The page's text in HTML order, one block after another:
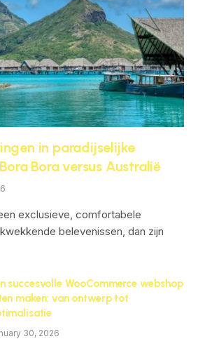
in paradijselijke
Bora versus Australië
exclusieve, comfortabele
belevenissen, dan zijn
succesvolle WooCommerce webshop
maken: van ontwerp tot
30, 2026